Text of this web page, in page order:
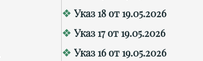
Указ 18 от 19.05.2026
Указ 17 от 19.05.2026
Указ 16 от 19.05.2026